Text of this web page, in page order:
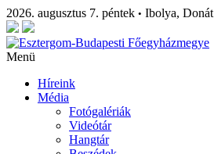
2026. augusztus 7. péntek • Ibolya, Donát
Menü
Híreink
Média
Fotógalériák
Videótár
Hangtár